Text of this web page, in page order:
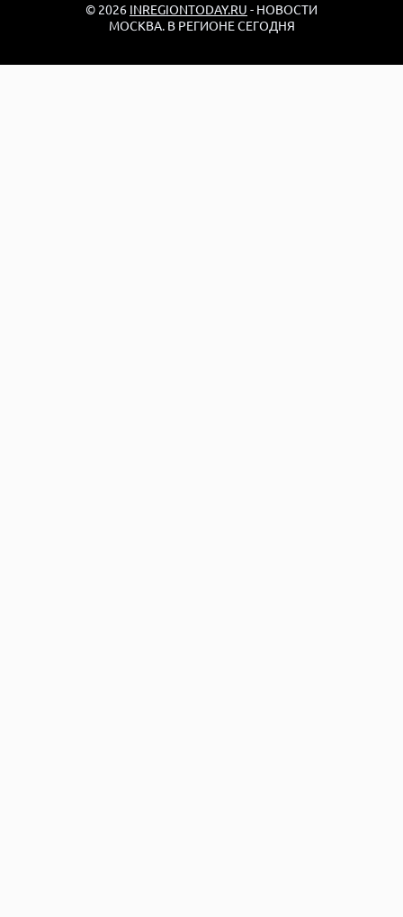
© 2026 INREGIONTODAY.RU - НОВОСТИ
МОСКВА. В РЕГИОНЕ СЕГОДНЯ